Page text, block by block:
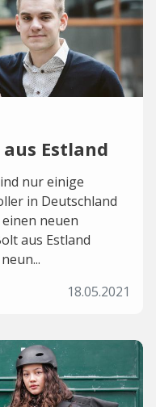
Estland
nur einige
in Deutschland
neuen
aus Estland
18.05.2021